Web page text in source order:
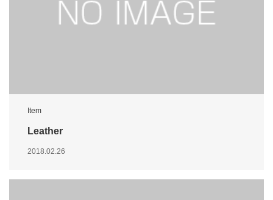
Item
Leather
2018.02.26